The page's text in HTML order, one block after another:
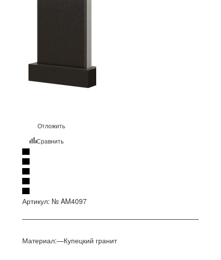
Отложить
Сравнить
Артикул: № AM4097
Материал:—Купецкий гранит